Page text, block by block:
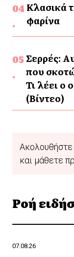
Κλασικά
φαρίνα
Σερρές:
που
Τι λέει ο
(Βίντεο)
και μάθετε
Ροή
07.08.26